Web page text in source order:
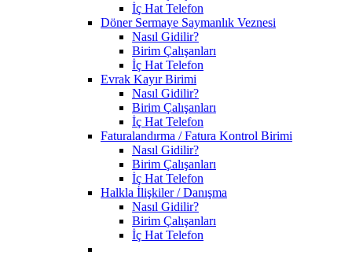
İç Hat Telefon
Döner Sermaye Saymanlık Veznesi
Nasıl Gidilir?
Birim Çalışanları
İç Hat Telefon
Evrak Kayır Birimi
Nasıl Gidilir?
Birim Çalışanları
İç Hat Telefon
Faturalandırma / Fatura Kontrol Birimi
Nasıl Gidilir?
Birim Çalışanları
İç Hat Telefon
Halkla İlişkiler / Danışma
Nasıl Gidilir?
Birim Çalışanları
İç Hat Telefon